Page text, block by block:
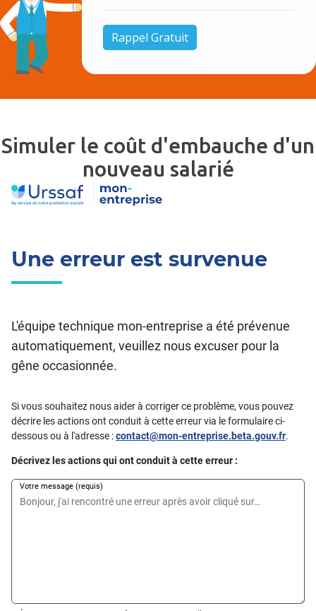
Simuler le coût d'embauche d'un
nouveau salarié